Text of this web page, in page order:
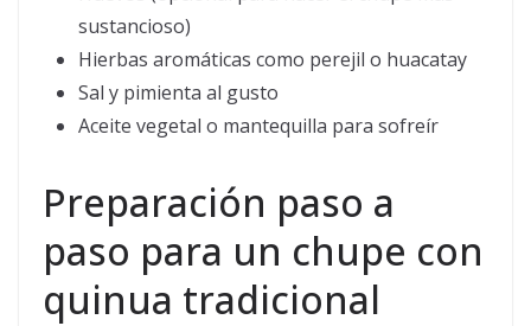
sustancioso)
Hierbas aromáticas como perejil o huacatay
Sal y pimienta al gusto
Aceite vegetal o mantequilla para sofreír
Preparación paso a
paso para un chupe con
quinua tradicional